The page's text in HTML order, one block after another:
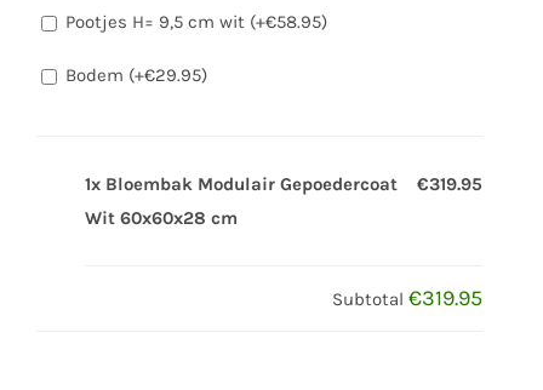
Pootjes H= 9,5 cm wit (+€58.95)
Bodem (+€29.95)
1x Bloembak Modulair Gepoedercoat
Wit 60x60x28 cm
€319.95
Subtotal €319.95